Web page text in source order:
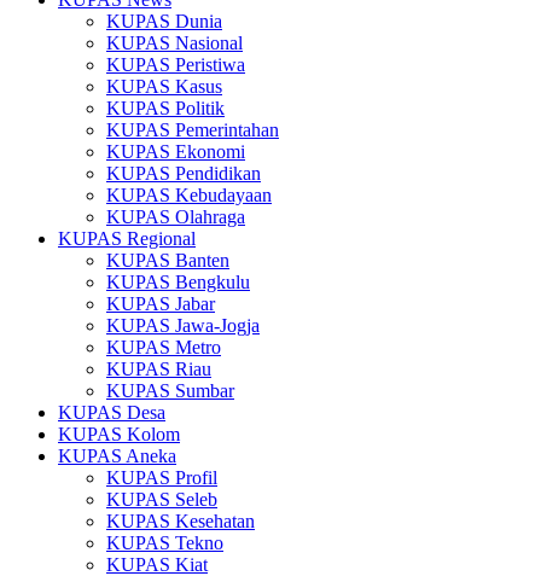
KUPAS Dunia
KUPAS Nasional
KUPAS Peristiwa
KUPAS Kasus
KUPAS Politik
KUPAS Pemerintahan
KUPAS Ekonomi
KUPAS Pendidikan
KUPAS Kebudayaan
KUPAS Olahraga
KUPAS Regional
KUPAS Banten
KUPAS Bengkulu
KUPAS Jabar
KUPAS Jawa-Jogja
KUPAS Metro
KUPAS Riau
KUPAS Sumbar
KUPAS Desa
KUPAS Kolom
KUPAS Aneka
KUPAS Profil
KUPAS Seleb
KUPAS Kesehatan
KUPAS Tekno
KUPAS Kiat